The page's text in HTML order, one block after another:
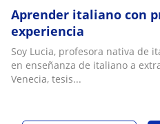
Aprender italiano con
experiencia
Soy Lucia, profesora nativa de
en enseñanza de italiano a
Venecia, tesis...